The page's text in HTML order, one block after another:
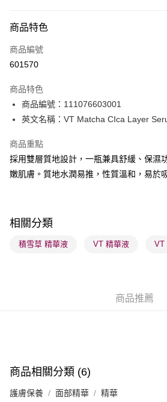
信用卡
Apple Pay
PayMe
WeChat Pay
BoC Pay
送貨方式
每筆HK$65.00，滿HK$300.00或以上免
每筆HK$65.00，滿HK$300.00或以上免運
(香港門市) 只顯示可選門市。確認發貨後
(澳門門市) 只顯示可選門市。確認發貨後
取。逾期會取消訂單，並不會安排重寄
商品特色
商品編號
601570
商品特色
商品編號：111076603001
英文名稱：VT Matcha CIca Layer
商品重點
採用雙層質地設計，一瓶兼具舒緩、保濕
嫩肌膚。質地水潤易推，性質溫和，易於
相關分類
積雪草 精華液 VT 精華液 VT
商品推薦
商品相關分類 (6)
護膚保養 面部精華 精華